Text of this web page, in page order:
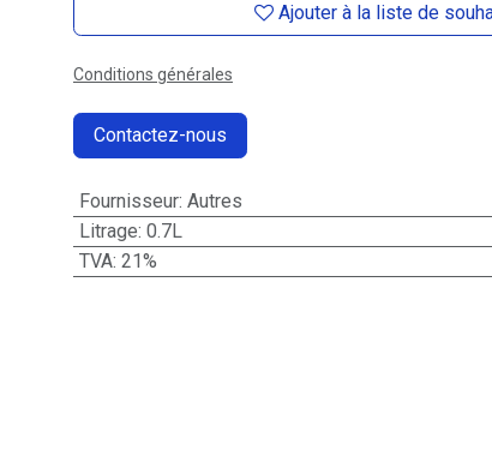
Ajouter à la liste de
Conditions générales
Contactez-nous
Fournisseur: Autres
Litrage: 0.7L
TVA: 21%